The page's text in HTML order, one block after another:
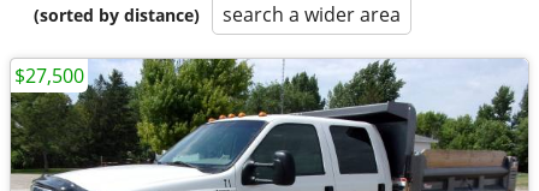
(sorted by distance)
search a wider area
$27,500